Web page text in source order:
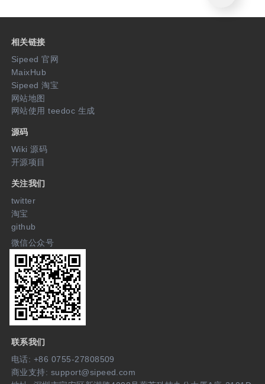
相关链接
Sipeed 官网
MaixHub
Sipeed 淘宝
网站地图
网站使用 teedoc 生成
源码
Wiki 源码
开源项目
关注我们
twitter
淘宝
github
微信公众号
联系我们
电话: +86 0755-27808509
商业支持: support@sipeed.com